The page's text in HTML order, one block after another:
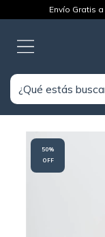
Envío Gratis
50%
OFF